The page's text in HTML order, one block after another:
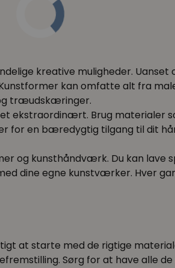
kreative muligheder.
kan omfatte alt fra
træudskæringer.
ekstraordinært. Brug materialer
for en bæredygtig tilgang til dit
og kunsthåndværk. Du kan lave
dine egne kunstværker. Hver
at starte med de rigtige
Sørg for at have alle